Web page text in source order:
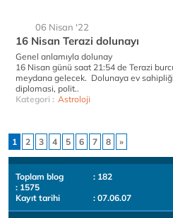
06 Nisan '22
16 Nisan Terazi dolunayı
Genel anlamıyla dolunay
16 Nisan günü saat 21:54 de Terazi
meydana gelecek. Dolunaya ev
diplomasi, polit..
Kategori : Astroloji
1
2 3 4 5 6 7 8 »
Toplam blog
: 182
: 1575
Kayıt tarihi
: 07.06.07